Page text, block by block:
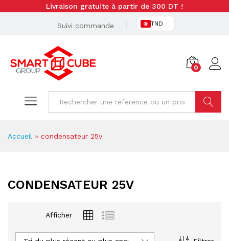
Livraison gratuite à partir de 300 DT !
Suivi commande TND
0
Accueil » condensateur 25v
CONDENSATEUR 25V
Afficher